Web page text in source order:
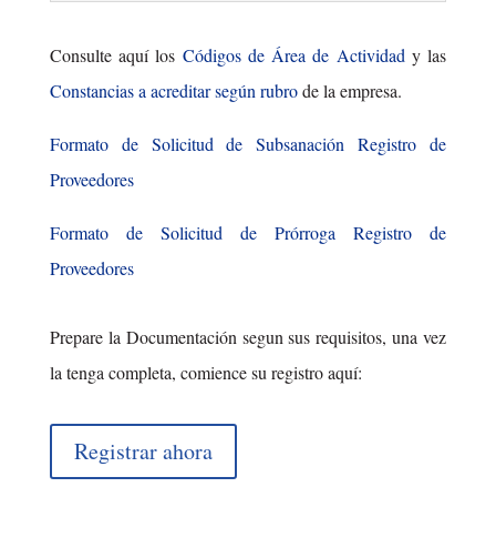
Consulte aquí los Códigos de Área de Actividad y las
Constancias a acreditar según rubrode la empresa.
Formato de Solicitud de Subsanación Registro de
Proveedores
Formato de Solicitud de Prórroga Registro de
Proveedores
Prepare la Documentación segun sus requisitos, una vez
la tenga completa, comience su registro aquí:
Registrar ahora